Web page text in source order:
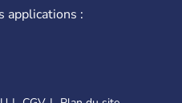
applications :